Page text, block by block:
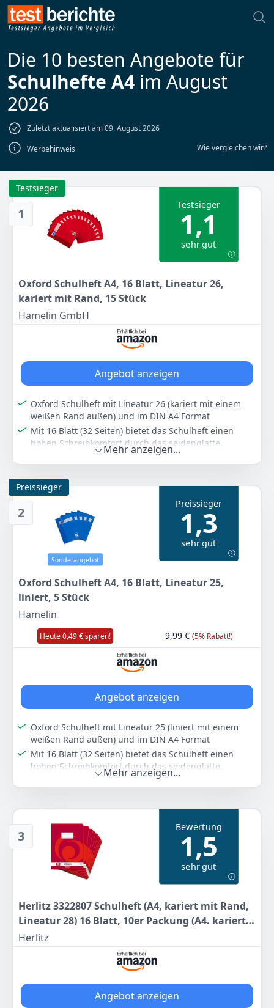
Die 10 besten Angebote für
Schulhefte A4 im August
2026
Zuletzt aktualisiert am 09. August 2026
Werbehinweis
Wie vergleichen wir?
1
Testsieger
Testsieger
1,1
sehr gut
Oxford Schulheft A4, 16 Blatt, Lineatur 26,
kariert mit Rand, 15 Stück
Hamelin GmbH
Angebot anzeigen
Oxford Schulheft mit Lineatur 26 (kariert mit einem
weißen Rand außen) und im DIN A4 Format
Mit 16 Blatt (32 Seiten) bietet das Schulheft einen
hohen Schreibkomfort durch das seidenglatte,
hochweiße Optik Paper - kein Verlaufen und
durchscheinen der Tinte
Extra robuste und veredelte, abwischbare
Heftumschläge, die somit schmutz- und
Die Heftetiketten sind mit Tinte beschreibbar
Abgerundete Ecken verhindern unschöne Knicke
15er Pack bestehend aus 15 Schulheften, Lineatur 26,
zertifiziert mit dem EU-Ecolabel
Farbe Hersteller Gewicht
Rot
Anzeigen
Mehr anzeigen...
2
Preissieger
Sonderangebot
Preissieger
1,3
sehr gut
Oxford Schulheft A4, 16 Blatt, Lineatur 25,
liniert, 5 Stück
Hamelin
Heute 0,49 € sparen! 9,99 € (5% Rabatt!)
Angebot anzeigen
Oxford Schulheft mit Lineatur 25 (liniert mit einem
weißen Rand außen) und im DIN A4 Format
Mit 16 Blatt (32 Seiten) bietet das Schulheft einen
hohen Schreibkomfort durch das seidenglatte,
hochweiße Optik Paper - kein Verlaufen und
durchscheinen der Tinte
feuchtigkeitsabweisend sind
Die Heftetiketten sind mit Tinte beschreibbar
Abgerundete Ecken verhindern unschöne Knicke
5er Pack bestehend aus 5 Schulheften, Lineatur 25,
zertifiziert mit dem EU-Ecolabel
Farbe Hersteller Gewicht
Blau Oxford
9
9,99 €-5%
Anzeigen
Mehr anzeigen...
3
Bewertung
1,5
sehr gut
Herlitz 3322807 Schulheft (A4, kariert mit Rand,
Lineatur 28) 16 Blatt, 10er Packung (A4. kariert
mit Rand, Lineatur 28)
Herlitz
Angebot anzeigen